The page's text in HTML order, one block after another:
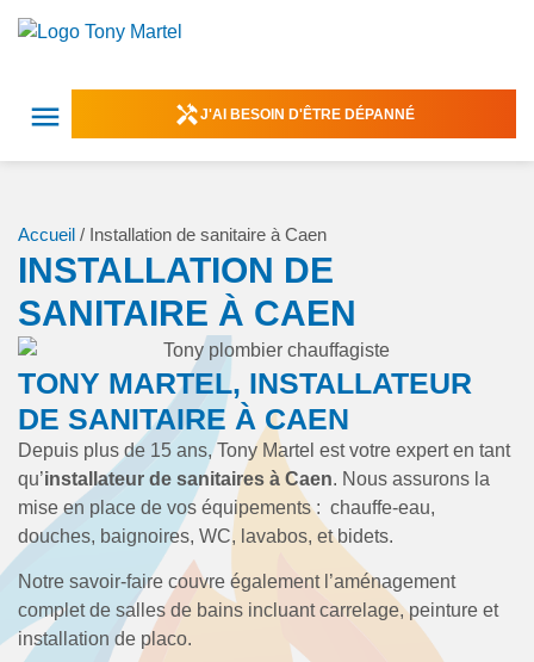
J'AI BESOIN D'ÊTRE DÉPANNÉ
Accueil / Installation de sanitaire à Caen
INSTALLATION DE
SANITAIRE À CAEN
TONY MARTEL, INSTALLATEUR
DE SANITAIRE À CAEN
Depuis plus de 15 ans, Tony Martel est votre expert en tant
qu’installateur de sanitaires à Caen. Nous assurons la
mise en place de vos équipements : chauffe-eau,
douches, baignoires, WC, lavabos, et bidets.
Notre savoir-faire couvre également l’aménagement
complet de salles de bains incluant carrelage, peinture et
installation de placo.